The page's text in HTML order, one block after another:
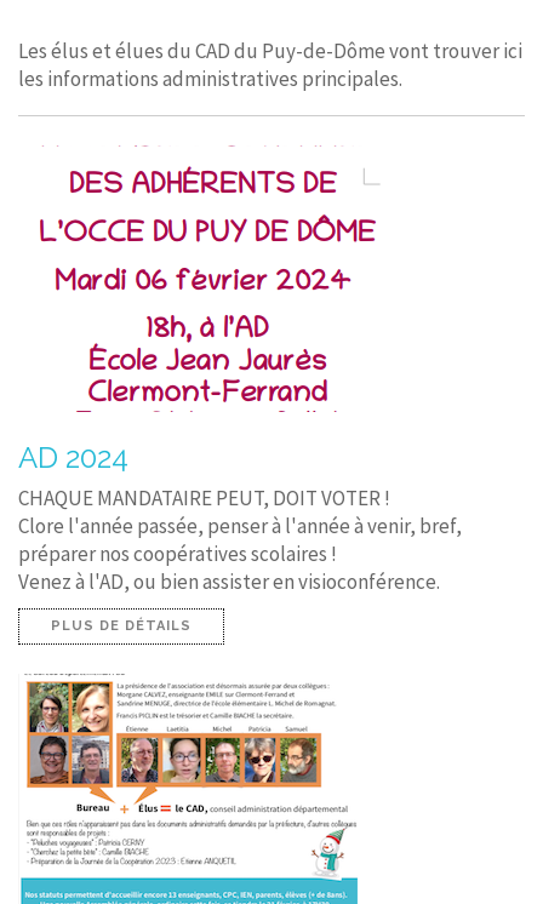
CONTACT
Les élus et élues du CAD du Puy-de-Dôme vont trouver ici
les informations administratives principales.
AD 2024
CHAQUE MANDATAIRE PEUT, DOIT VOTER !
Clore l'année passée, penser à l'année à venir, bref,
préparer nos coopératives scolaires !
Venez à l'AD, ou bien assister en visioconférence.
PLUS DE DÉTAILS